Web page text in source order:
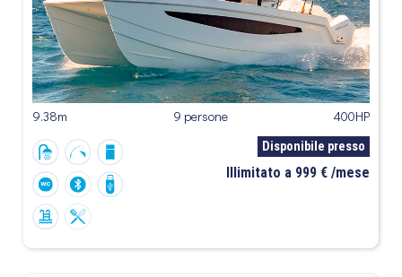
9.38m 9 persone 400HP
Disponibile presso
Illimitato a 999 € /mese